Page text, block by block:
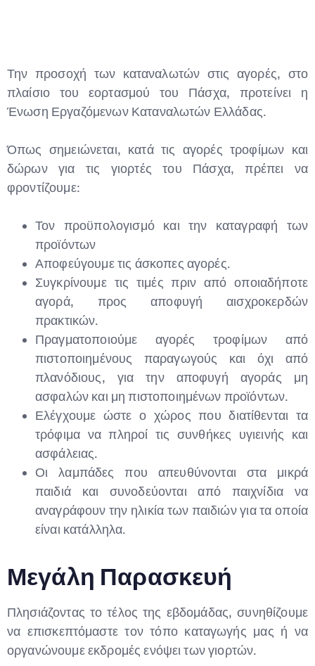
Την προσοχή των καταναλωτών στις αγορές, στο
πλαίσιο του εορτασμού του Πάσχα, προτείνει η
Ένωση Εργαζόμενων Καταναλωτών Ελλάδας.
Όπως σημειώνεται, κατά τις αγορές τροφίμων και
δώρων για τις γιορτές του Πάσχα, πρέπει να
φροντίζουμε:
Τον προϋπολογισμό και την καταγραφή των
προϊόντων
Αποφεύγουμε τις άσκοπες αγορές.
Συγκρίνουμε τις τιμές πριν από οποιαδήποτε
αγορά, προς αποφυγή αισχροκερδών
πρακτικών.
Πραγματοποιούμε αγορές τροφίμων από
πιστοποιημένους παραγωγούς και όχι από
πλανόδιους, για την αποφυγή αγοράς μη
ασφαλών και μη πιστοποιημένων προϊόντων.
Ελέγχουμε ώστε ο χώρος που διατίθενται τα
τρόφιμα να πληροί τις συνθήκες υγιεινής και
ασφάλειας.
Οι λαμπάδες που απευθύνονται στα μικρά
παιδιά και συνοδεύονται από παιχνίδια να
αναγράφουν την ηλικία των παιδιών για τα οποία
είναι κατάλληλα.
Μεγάλη Παρασκευή
Πλησιάζοντας το τέλος της εβδομάδας, συνηθίζουμε
να επισκεπτόμαστε τον τόπο καταγωγής μας ή να
οργανώνουμε εκδρομές ενόψει των γιορτών.
Type and hit enter